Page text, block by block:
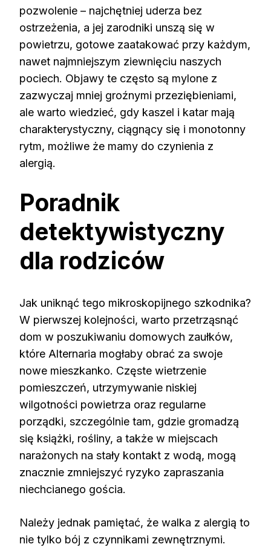
pozwolenie – najchętniej uderza bez
ostrzeżenia, a jej zarodniki unszą się w
powietrzu, gotowe zaatakować przy każdym,
nawet najmniejszym ziewnięciu naszych
pociech. Objawy te często są mylone z
zazwyczaj mniej groźnymi przeziębieniami,
ale warto wiedzieć, gdy kaszel i katar mają
charakterystyczny, ciągnący się i monotonny
rytm, możliwe że mamy do czynienia z
alergią.
Poradnik
detektywistyczny
dla rodziców
Jak uniknąć tego mikroskopijnego szkodnika?
W pierwszej kolejności, warto przetrząsnąć
dom w poszukiwaniu domowych zaułków,
które Alternaria mogłaby obrać za swoje
nowe mieszkanko. Częste wietrzenie
pomieszczeń, utrzymywanie niskiej
wilgotności powietrza oraz regularne
porządki, szczególnie tam, gdzie gromadzą
się książki, rośliny, a także w miejscach
narażonych na stały kontakt z wodą, mogą
znacznie zmniejszyć ryzyko zapraszania
niechcianego gościa.
Należy jednak pamiętać, że walka z alergią to
nie tylko bój z czynnikami zewnętrznymi.